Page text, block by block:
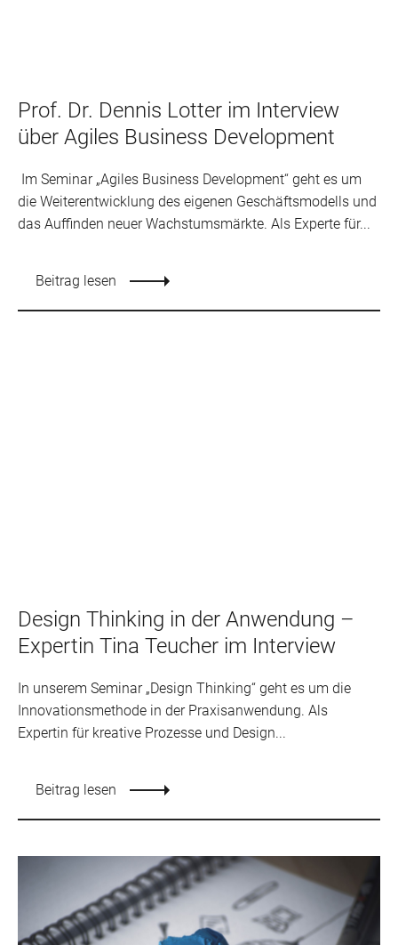
Prof. Dr. Dennis Lotter im Interview
über Agiles Business Development
Im Seminar „Agiles Business Development“ geht es um
die Weiterentwicklung des eigenen Geschäftsmodells und
das Auffinden neuer Wachstumsmärkte. Als Experte für...
Beitrag lesen
Design Thinking in der Anwendung –
Expertin Tina Teucher im Interview
In unserem Seminar „Design Thinking“ geht es um die
Innovationsmethode in der Praxisanwendung. Als
Expertin für kreative Prozesse und Design...
Beitrag lesen